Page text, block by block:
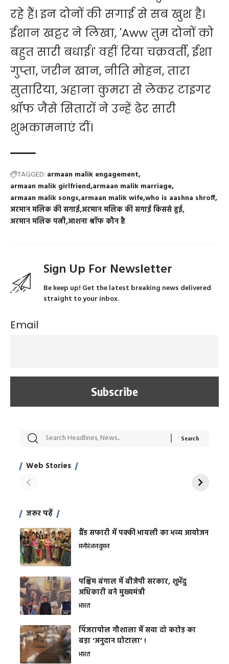
रहे हैं। इन दोनों की सगाई से सब खुश है।
ईशान खट्टर ने लिखा, 'Aww तुम दोनों को
बहुत सारी बधाई।' वहीं रिया चक्रवर्ती, ईशा
गुप्ता, जरीन खान, नीति मोहन, तारा
सुतारिया, अहाना कुमरा से लेकर टाइगर
श्रॉफ जैसे सितारों ने उन्हें ढेर सारी
शुभकामनाएं दीं।
TAGGED: armaan malik engagement
armaan malik girlfriend armaan malik marriage
armaan malik songs armaan malik wifewho is aashna shroff
अरमान मलिक की सगाईअरमान मलिक की सगाई किससे हुई
अरमान मलिक पत्नीआशना श्रॉफ कौन है
Sign Up For Newsletter
Be keep up! Get the latest breaking news delivered
straight to your inbox.
Email
Web Stories
सट्टेबाजी में अरेस्ट हुए
साहिल खान
रोज एक कच्चे लहसुन
जरूर पढ़ें
ग्रैंड सफारी में पक्की भायली का भव्य आयोजन
मनोरंजनवुमन
पश्चिम बंगाल में बीजेपी सरकार, शुभेंदु
अधिकारी बने मुख्यमंत्री
भारत
​पिंजरापोल गौशाला में सवा दो करोड़ का
बड़ा ‘अनुदान घोटाला’ !
भारत